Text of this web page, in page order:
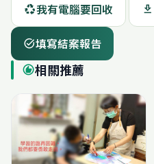
recycling我有電腦要回收 download
task_alt填寫結案報告
recommend相關推薦